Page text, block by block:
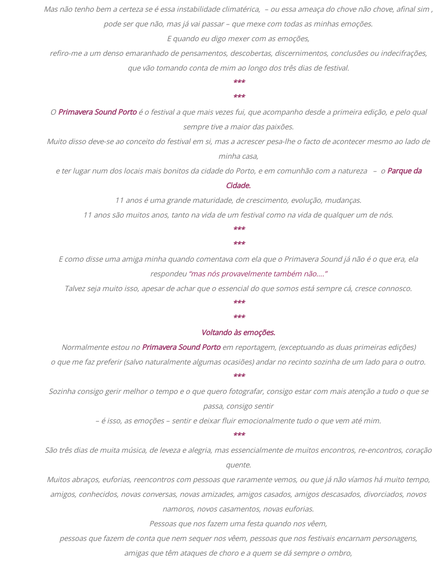
Mas não tenho bem a certeza se é essa instabilidade climatérica, – ou essa ameaça do chove não chove, afinal sim ,
pode ser que não, mas já vai passar – que mexe com todas as minhas emoções.
E quando eu digo mexer com as emoções,
refiro-me a um denso emaranhado de pensamentos, descobertas, discernimentos, conclusões ou indecifrações,
que vão tomando conta de mim ao longo dos três dias de festival.
***
***
O Primavera Sound Portoé o festival a que mais vezes fui, que acompanho desde a primeira edição, e pelo qual
sempre tive a maior das paixões.
Muito disso deve-se ao conceito do festival em si, mas a acrescer pesa-lhe o facto de acontecer mesmo ao lado de
minha casa,
e ter lugar num dos locais mais bonitos da cidade do Porto, e em comunhão com a natureza – o Parque da
Cidade.
11 anos é uma grande maturidade, de crescimento, evolução, mudanças.
11 anos são muitos anos, tanto na vida de um festival como na vida de qualquer um de nós.
***
***
E como disse uma amiga minha quando comentava com ela que o Primavera Sound já não é o que era, ela
respondeu “mas nós provavelmente também não….”
Talvez seja muito isso, apesar de achar que o essencial do que somos está sempre cá, cresce connosco.
***
***
Voltando às emoções.
Normalmente estou no Primavera Sound Portoem reportagem, (exceptuando as duas primeiras edições)
o que me faz preferir (salvo naturalmente algumas ocasiões) andar no recinto sozinha de um lado para o outro.
***
Sozinha consigo gerir melhor o tempo e o que quero fotografar, consigo estar com mais atenção a tudo o que se
passa, consigo sentir
– é isso, as emoções – sentir e deixar fluir emocionalmente tudo o que vem até mim.
***
São três dias de muita música, de leveza e alegria, mas essencialmente de muitos encontros, re-encontros, coração
quente.
Muitos abraços, euforias, reencontros com pessoas que raramente vemos, ou que já não víamos há muito tempo,
amigos, conhecidos, novas conversas, novas amizades, amigos casados, amigos descasados, divorciados, novos
namoros, novos casamentos, novas euforias.
Pessoas que nos fazem uma festa quando nos vêem,
pessoas que fazem de conta que nem sequer nos vêem, pessoas que nos festivais encarnam personagens,
amigas que têm ataques de choro e a quem se dá sempre o ombro,